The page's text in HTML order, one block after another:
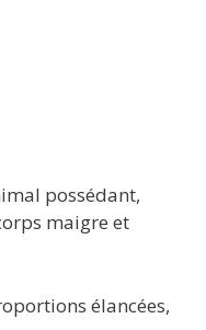
possédant,
maigre et
élancées,